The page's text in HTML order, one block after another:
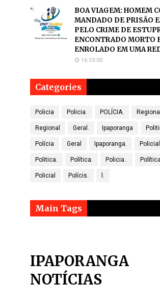
BOA VIAGEM: HOMEM
MANDADO DE PRISÃO
PELO CRIME DE
ENCONTRADO MORTO
ENROLADO EM UMA
16:53:00
Categories
Policia Policia. POLÍCIA.
Regional Geral. Ipaporanga
Polícia Geral Ipaporanga.
Politica. Política. Policia.. Política
Policial Polícis. l.
Main Tags
IPAPORANGA
NOTÍCIAS